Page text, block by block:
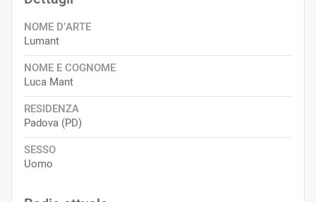
NOME D’ARTE
Lumant
NOME E COGNOME
Luca Mant
RESIDENZA
Padova (PD)
SESSO
Uomo